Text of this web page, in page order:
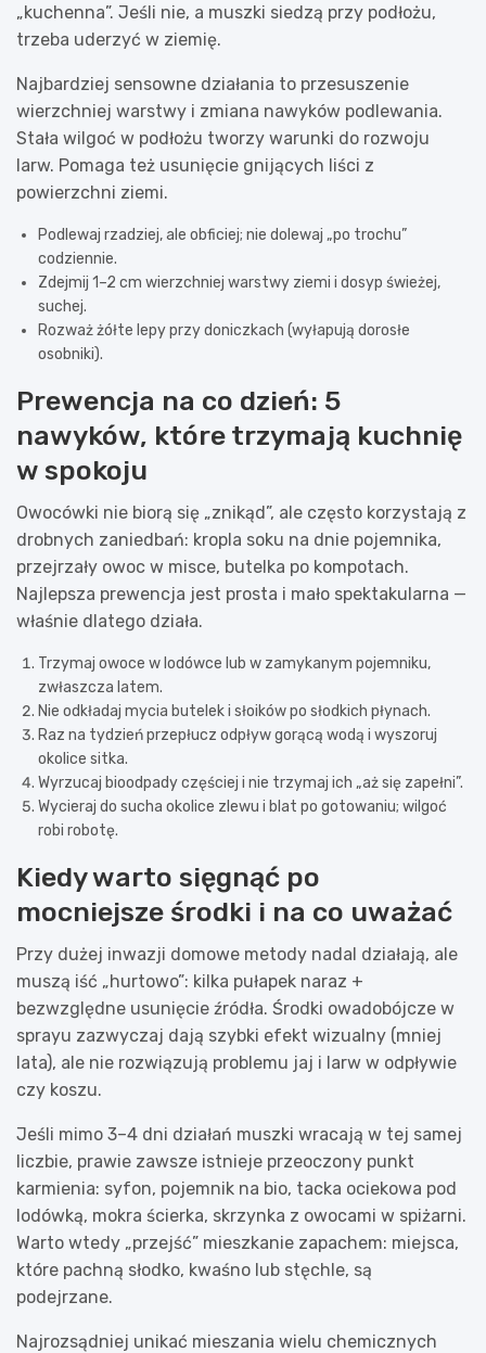
„kuchenna”. Jeśli nie, a muszki siedzą przy podłożu,
trzeba uderzyć w ziemię.
Najbardziej sensowne działania to przesuszenie
wierzchniej warstwy i zmiana nawyków podlewania.
Stała wilgoć w podłożu tworzy warunki do rozwoju
larw. Pomaga też usunięcie gnijących liści z
powierzchni ziemi.
Podlewaj rzadziej, ale obficiej; nie dolewaj „po trochu”
codziennie.
Zdejmij 1–2 cm wierzchniej warstwy ziemi i dosyp świeżej,
suchej.
Rozważ żółte lepy przy doniczkach (wyłapują dorosłe
osobniki).
Prewencja na co dzień: 5
nawyków, które trzymają kuchnię
w spokoju
Owocówki nie biorą się „znikąd”, ale często korzystają z
drobnych zaniedbań: kropla soku na dnie pojemnika,
przejrzały owoc w misce, butelka po kompotach.
Najlepsza prewencja jest prosta i mało spektakularna —
właśnie dlatego działa.
Trzymaj owoce w lodówce lub w zamykanym pojemniku,
zwłaszcza latem.
Nie odkładaj mycia butelek i słoików po słodkich płynach.
Raz na tydzień przepłucz odpływ gorącą wodą i wyszoruj
okolice sitka.
Wyrzucaj bioodpady częściej i nie trzymaj ich „aż się zapełni”.
Wycieraj do sucha okolice zlewu i blat po gotowaniu; wilgoć
robi robotę.
Kiedy warto sięgnąć po
mocniejsze środki i na co uważać
Przy dużej inwazji domowe metody nadal działają, ale
muszą iść „hurtowo”: kilka pułapek naraz +
bezwzględne usunięcie źródła. Środki owadobójcze w
sprayu zazwyczaj dają szybki efekt wizualny (mniej
lata), ale nie rozwiązują problemu jaj i larw w odpływie
czy koszu.
Jeśli mimo 3–4 dni działań muszki wracają w tej samej
liczbie, prawie zawsze istnieje przeoczony punkt
karmienia: syfon, pojemnik na bio, tacka ociekowa pod
lodówką, mokra ścierka, skrzynka z owocami w spiżarni.
Warto wtedy „przejść” mieszkanie zapachem: miejsca,
które pachną słodko, kwaśno lub stęchle, są
podejrzane.
Najrozsądniej unikać mieszania wielu chemicznych